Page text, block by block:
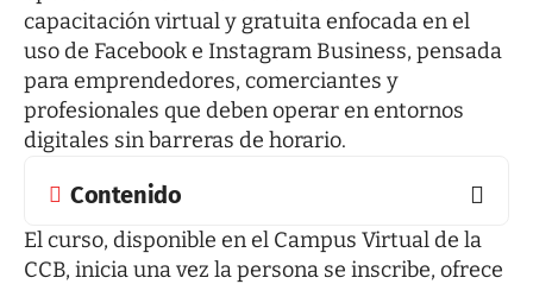
capacitación virtual y gratuita enfocada en el
uso de Facebook e Instagram Business, pensada
para emprendedores, comerciantes y
profesionales que deben operar en entornos
digitales sin barreras de horario.
Contenido
El curso, disponible en el Campus Virtual de la
CCB, inicia una vez la persona se inscribe, ofrece